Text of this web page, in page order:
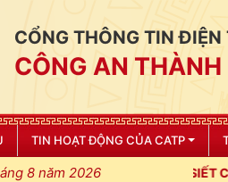
CỔNG THÔNG TIN ĐIỆN
CÔNG AN
TIN HOẠT ĐỘNG CỦA CATP
8 năm 2026
PHÒNG SIẾT CHẶT KỶ LUẬT, KỶ